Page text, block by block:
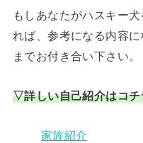
もしあなたがハスキー
れば、参考になる内容
までお付き合い下さい。
▽詳しい自己紹介はコ
家族紹介